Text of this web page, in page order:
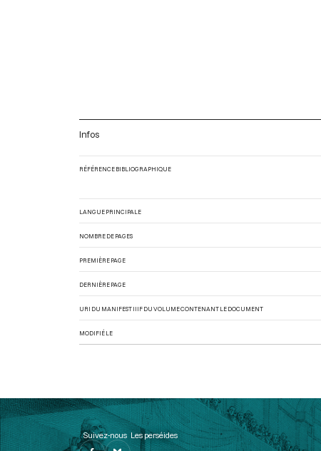
Infos
RÉFÉRENCE BIBLIOGRAPHIQUE
LANGUE PRINCIPALE
NOMBRE DE PAGES
PREMIÈRE PAGE
DERNIÈRE PAGE
URI DU MANIFEST IIIF DU VOLUME CONTENANT LE DOCUMENT
MODIFIÉ LE
Suivez-nous Les perséides